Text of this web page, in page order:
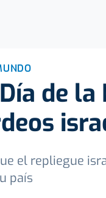
de la
el repliegue
país